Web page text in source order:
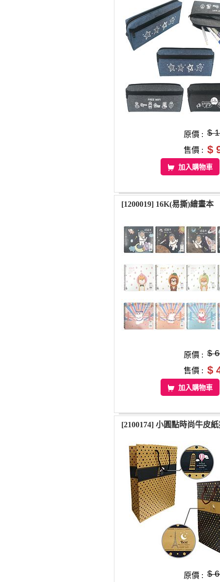
原價 : $
售價 : $
加入購物車
[1200019] 16K(易撕)繪畫本
原價 : $
售價 : $
加入購物車
[2100174] 小圓點時尚牛皮
原價 : $